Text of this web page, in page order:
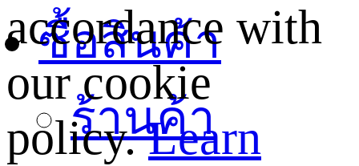
ซื้อสินค้า
ร้านค้า
accordance with
our cookie
policy.Learn